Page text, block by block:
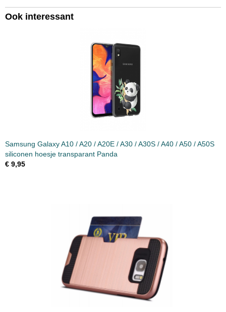
Ook interessant
Samsung Galaxy A10 / A20 / A20E / A30 / A30S / A40 / A50 / A50S
siliconen hoesje transparant Panda
€ 9,95